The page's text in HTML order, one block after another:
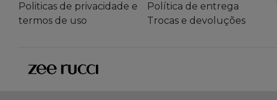
Politicas de privacidade e
termos de uso
Política de entrega
Trocas e devoluções